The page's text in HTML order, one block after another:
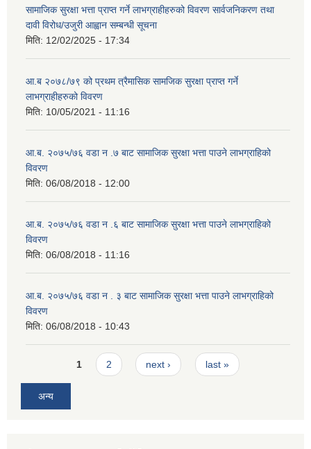
सामाजिक सुरक्षा भत्ता प्राप्त गर्ने लाभग्राहीहरुको विवरण सार्वजनिकरण तथा
दावी विरोध/उजुरी आह्वान सम्बन्धी सूचना
मिति: 12/02/2025 - 17:34
आ.ब २०७८/७९ को प्रथम त्रैमासिक सामजिक सुरक्षा प्राप्त गर्ने
लाभग्राहीहरुको विवरण
मिति: 10/05/2021 - 11:16
आ.ब. २०७५/७६ वडा न .७ बाट सामाजिक सुरक्षा भत्ता पाउने लाभग्राहिको
विवरण
मिति: 06/08/2018 - 12:00
आ.ब. २०७५/७६ वडा न .६ बाट सामाजिक सुरक्षा भत्ता पाउने लाभग्राहिको
विवरण
मिति: 06/08/2018 - 11:16
आ.ब. २०७५/७६ वडा न . ३ बाट सामाजिक सुरक्षा भत्ता पाउने लाभग्राहिको
विवरण
मिति: 06/08/2018 - 10:43
Pages1 2 next › last »
अन्य